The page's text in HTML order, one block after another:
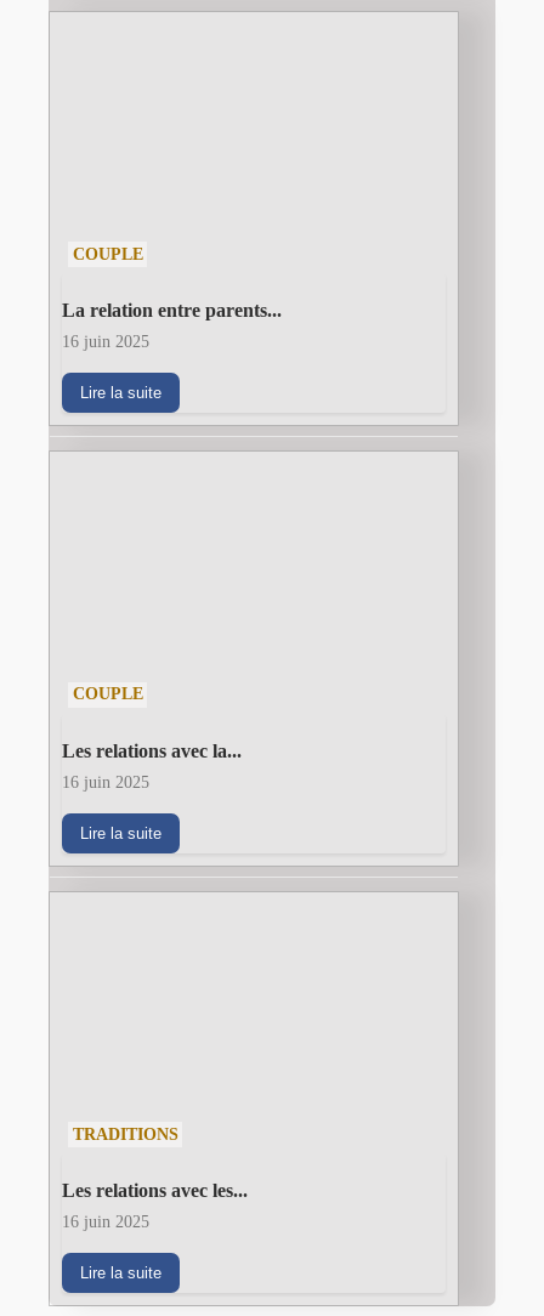
COUPLE
La relation entre parents...
16 juin 2025
Lire la suite
COUPLE
Les relations avec la...
16 juin 2025
Lire la suite
TRADITIONS
Les relations avec les...
16 juin 2025
Lire la suite